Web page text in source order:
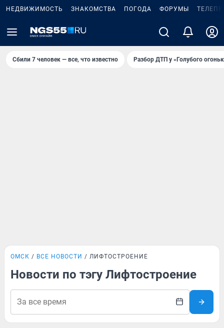
НЕДВИЖИМОСТЬ ЗНАКОМСТВА ПОГОДА ФОРУМЫ
Сбили 7 человек — все, что известно Разбор ДТП у «Голубого
ОМСК ВСЕ НОВОСТИ ЛИФТОСТРОЕНИЕ
Новости по тэгу Лифтостроение